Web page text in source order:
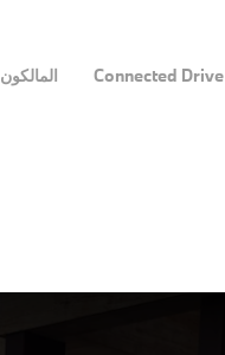
Connected Drive المالكون